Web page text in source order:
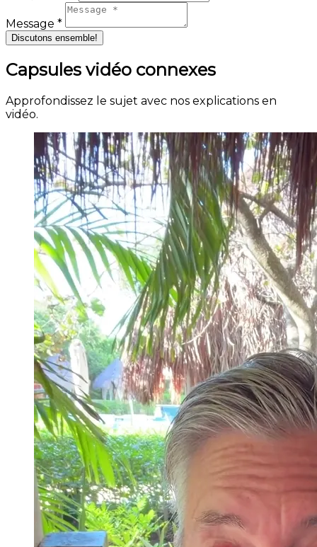
Message *
Discutons ensemble!
Capsules vidéo connexes
Approfondissez le sujet avec nos explications en
vidéo.